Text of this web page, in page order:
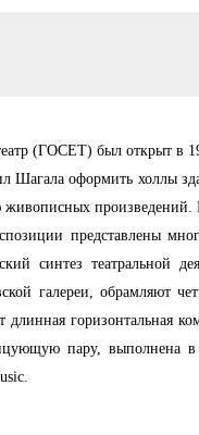
(ГОСЕТ) был открыт в
Шагала оформить холлы
представлены
синтез театральной
галереи, обрамляют
длинная горизонтальная
пару, выполнена
.